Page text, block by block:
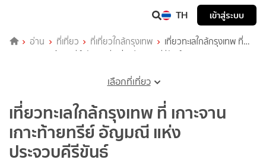
TH เข้าสู่ระบบ
อ่าน ที่เที่ยว ที่เที่ยวใกล้กรุงเทพ
เที่ยวทะเลใกล้กรุงเทพ ที่
เกาะจาน เกาะท้ายทรีย์ อัญมณี แห่ง ประจวบคีรีขันธ์
เลือกที่เที่ยว
เที่ยวทะเลใกล้กรุงเทพ ที่ เกาะจาน
เกาะท้ายทรีย์ อัญมณี แห่ง
ประจวบคีรีขันธ์